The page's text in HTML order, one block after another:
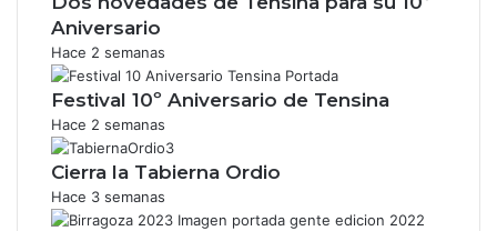
Aniversario
Hace 2 semanas
Festival 10º Aniversario de Tensina
Hace 2 semanas
Cierra la Tabierna Ordio
Hace 3 semanas